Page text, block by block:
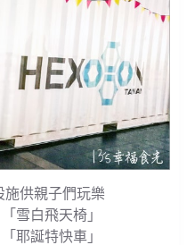
施供親子們玩樂
雪白飛天椅」
耶誕特快車」